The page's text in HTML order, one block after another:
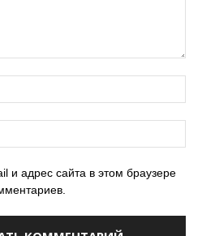
и адрес сайта в этом браузере